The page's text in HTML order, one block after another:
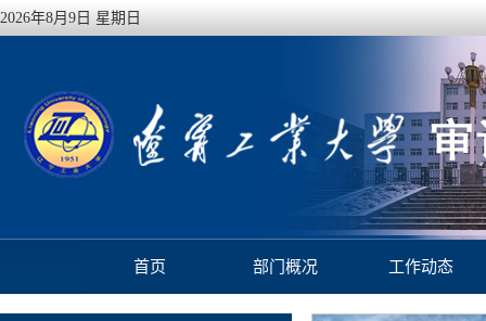
2026年8月9日 星期日
首页 部门概况 工作动态